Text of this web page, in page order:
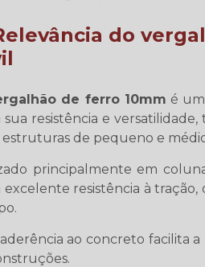
do
de ferro 10mm é
sua resistência e
estruturas de pequeno e
principalmente em
excelente resistência à
ao concreto facilita